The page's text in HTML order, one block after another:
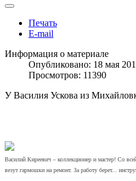
Печать
E-mail
Информация о материале
Опубликовано: 18 мая
Просмотров: 11390
У Василия Ускова из
Василий Киреевич – коллекционер и мастер! Со
везут гармошки на ремонт. За работу берет...